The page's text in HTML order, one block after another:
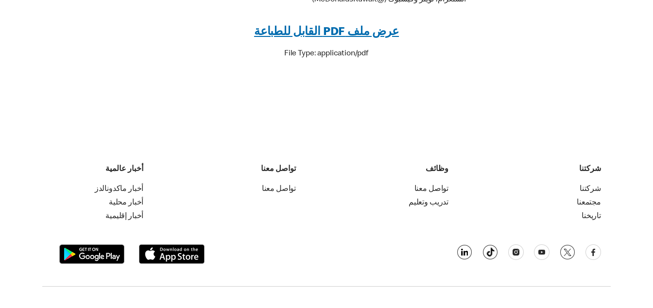
عرض ملف PDF القابل للطباعة
File Type: application/pdf
شركتنا
شركتنا
مجتمعنا
تاريخنا
وظائف
تواصل معنا
تدريب وتعليم
تواصل معنا
تواصل معنا
أخبار عالمية
أخبار ماكدونالدز
أخبار محلية
أخبار إقليمية